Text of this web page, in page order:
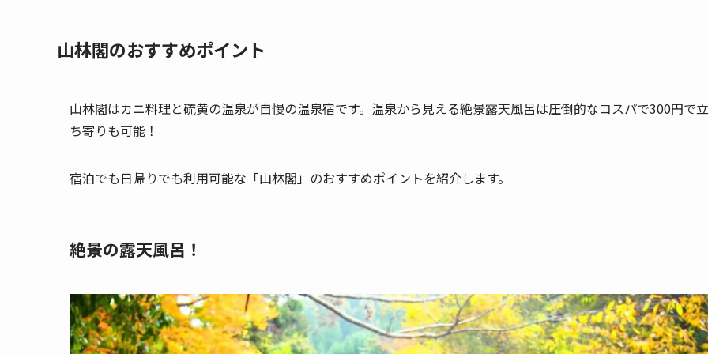
山林閣のおすすめポイント
山林閣はカニ料理と硫黄の温泉が自慢の温泉宿です。温泉から見える絶景露天風呂は圧倒的なコスパで300円で立
ち寄りも可能！
宿泊でも日帰りでも利用可能な「山林閣」のおすすめポイントを紹介します。
絶景の露天風呂！